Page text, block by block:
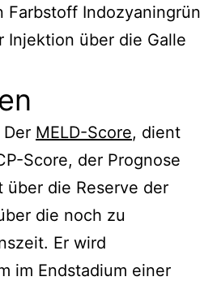
Farbstoff Indozyaningrün
Injektion über die Galle
Der MELD-Score, dient
Score, der Prognose
die Reserve der
die noch zu
Er wird
im Endstadium einer